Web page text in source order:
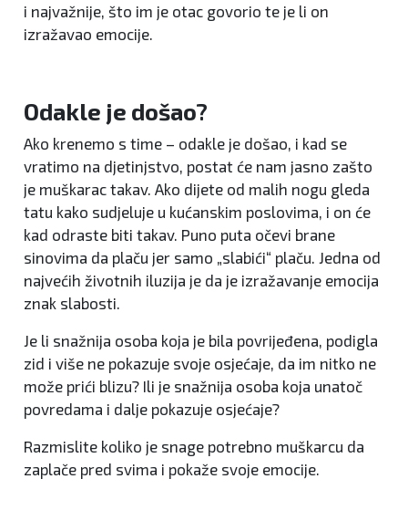
i najvažnije, što im je otac govorio te je li on
izražavao emocije.
Odakle je došao?
Ako krenemo s time – odakle je došao, i kad se
vratimo na djetinjstvo, postat će nam jasno zašto
je muškarac takav. Ako dijete od malih nogu gleda
tatu kako sudjeluje u kućanskim poslovima, i on će
kad odraste biti takav. Puno puta očevi brane
sinovima da plaču jer samo „slabići“ plaču. Jedna od
najvećih životnih iluzija je da je izražavanje emocija
znak slabosti.
Je li snažnija osoba koja je bila povrijeđena, podigla
zid i više ne pokazuje svoje osjećaje, da im nitko ne
može prići blizu? Ili je snažnija osoba koja unatoč
povredama i dalje pokazuje osjećaje?
Razmislite koliko je snage potrebno muškarcu da
zaplače pred svima i pokaže svoje emocije.